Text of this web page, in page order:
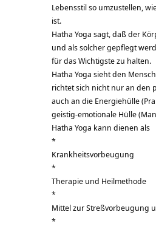
Lebensstil so umzustellen,
ist.
Hatha Yoga sagt, daß der
und als solcher gepflegt
für das Wichtigste zu halten.
Hatha Yoga sieht den
richtet sich nicht nur an den
auch an die Energiehülle
geistig-emotionale Hülle
Hatha Yoga kann dienen als
*
Krankheitsvorbeugung
*
Therapie und Heilmethode
*
Mittel zur Streßvorbeugung
*